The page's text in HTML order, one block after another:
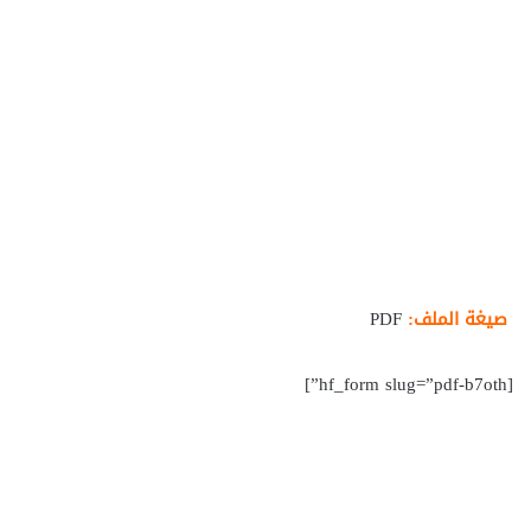
صيغة الملف:
[hf_form slug=”pdf-b7oth”]